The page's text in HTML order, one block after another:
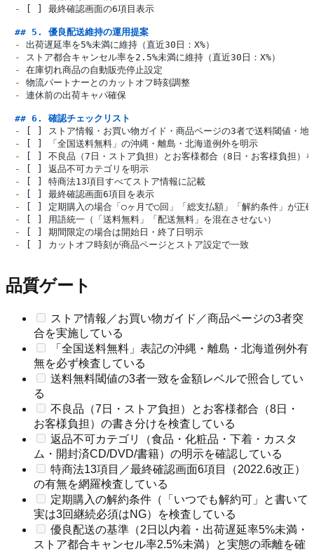
-
[ ] 最終確認画面の6項目表示
## 5. 優良配送維持の運用提案
-
-
-
-
-
連休前の出荷キャパ確保
## 6. 確認チェックリスト
-
-
-
-
-
-
-
-
-
-
品質ゲート
ストア情報／お買い物ガイド／商品ページの3者突
合を実施している
「全国送料無料」表記の沖縄・離島・北海道例外有
無を必ず検査している
送料無料閾値の3者一致を金額レベルで照合してい
る
不良品（7日・ストア負担）とお客様都合（8日・
お客様負担）の書き分けを検査している
返品不可カテゴリ（食品・化粧品・下着・カスタ
ム・開封済CD/DVD/書籍）の明示を確認している
特商法13項目／最終確認画面6項目（2022.6改正）
の有無を網羅検査している
定期購入の解約条件（「いつでも解約可」と書いて
実は3回継続必須はNG）を検査している
優良配送の基準（2日以内着・出荷遅延率5%未満・
ストア都合キャンセル率2.5%未満）と実態の乖離を確